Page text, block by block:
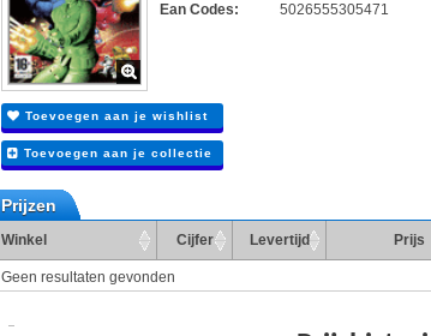
Ean Codes:
5026555305471
Toevoegen aan je wishlist
Toevoegen aan je collectie
Prijzen
Winkel
Cijfer Levertijd Prijs
Geen resultaten gevonden